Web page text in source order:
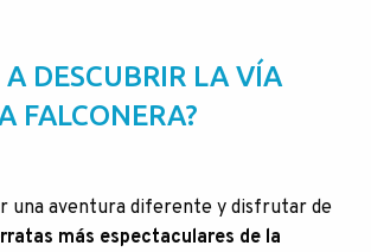
A DESCUBRIR LA VÍA
FALCONERA?
una aventura diferente y disfrutar de
más espectaculares de la